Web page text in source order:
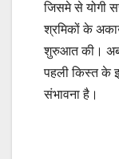
जिसमे से योगी
श्रमिकों के
शुरुआत की। अब
पहली किस्त के
संभावना है।